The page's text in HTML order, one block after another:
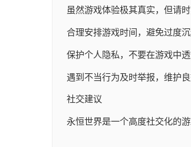
虽然游戏体验极其真实，但请
合理安排游戏时间，避免过度
保护个人隐私，不要在游戏中
遇到不当行为及时举报，维护
社交建议
永恒世界是一个高度社交化的